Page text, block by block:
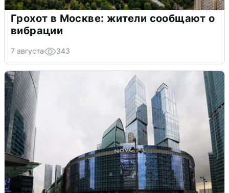
Грохот в Москве: жители сообщают о
вибрации
7 августа 343